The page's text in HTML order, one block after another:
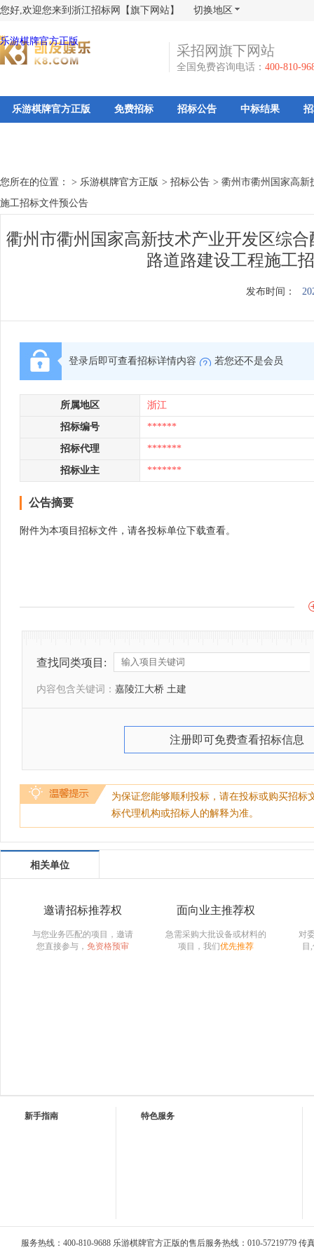
您好,欢迎您来到浙江招标网【旗下网站】 切换地区
乐游棋牌官方正版
采招网旗下网站
全国免费咨询电话： 400-810-
乐游棋牌官方正版 免费招标 招标公告 中标结果
您所在的位置： > 乐游棋牌官方正版 > 招标公告 > 衢州市衢州国家高
施工招标文件预公告
衢州市衢州国家高新技术产业开发区综
路道路建设工程施工
发布时间：
登录后即可查看招标详情内容 若您还不是会员
所属地区 浙江
招标编号 ******
招标代理 *******
招标业主 *******
公告摘要
附件为本项目招标文件，请各投标单位下载查看。
查找同类项目:
内容包含关键词： 嘉陵江大桥 土建
注册即可免费查看招标信息
为保证您能够顺利投标，请在投标或购买招
标代理机构或招标人的解释为准。
相关单位
邀请招标推荐权
与您业务匹配的项目，邀请
您直接参与， 免资格预审
面向业主推荐权
急需采购大批设备或材料的
项目，我们优先推荐
对
目
新手指南 特色服务
服务热线：400-810-9688 乐游棋牌官方正版的售后服务热线：010-57219779 传